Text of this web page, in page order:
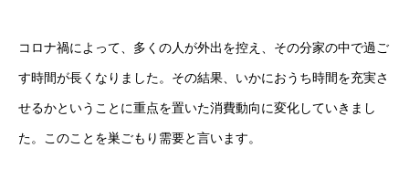
コロナ禍によって、多くの人が外出を控え、その分家の中で過ご
す時間が長くなりました。その結果、いかにおうち時間を充実さ
せるかということに重点を置いた消費動向に変化していきまし
た。このことを巣ごもり需要と言います。